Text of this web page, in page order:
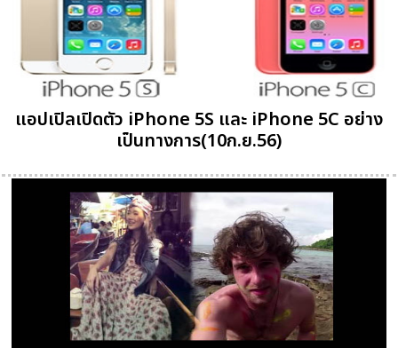
แอปเปิลเปิดตัว iPhone 5S และ iPhone 5C อย่าง
เป็นทางการ(10ก.ย.56)